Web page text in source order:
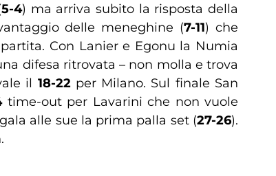
5-4) ma arriva subito la risposta della
delle meneghine (7-11) che
Con Lanier e Egonu la Numia
difesa ritrovata – non molla e trova
il 18-22per Milano. Sul finale San
time-out per Lavarini che non vuole
alle sue la prima palla set (27-26).